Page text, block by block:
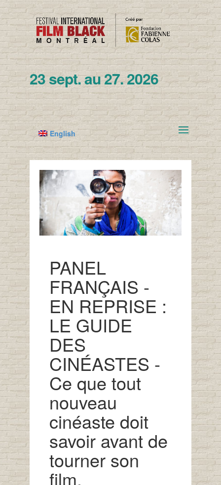
23 sept. au 27. 2026
English
PANEL
FRANÇAIS -
EN REPRISE :
LE GUIDE
DES
CINÉASTES -
Ce que tout
nouveau
cinéaste doit
savoir avant de
tourner son
film.